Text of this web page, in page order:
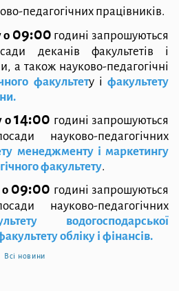
педагогічних працівників.
о 09:00 годині запрошуються
деканів факультетів і
а також науково-педагогічні
факультету і факультету
о14:00 годині запрошуються
науково-педагогічних
менеджменту і маркетингу
факультету.
09:00 годині запрошуються
науково-педагогічних
водогосподарської
обліку і фінансів.
Всі новини